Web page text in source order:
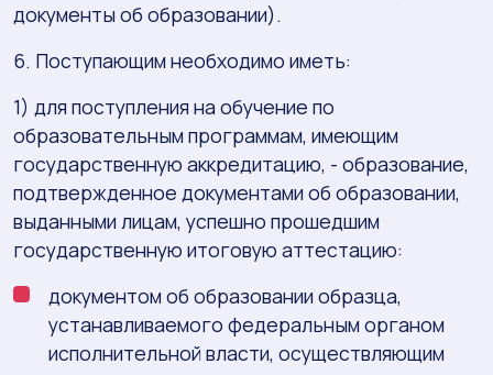
документы об образовании).
6. Поступающим необходимо иметь:
1) для поступления на обучение по
образовательным программам, имеющим
государственную аккредитацию, - образование,
подтвержденное документами об образовании,
выданными лицам, успешно прошедшим
государственную итоговую аттестацию:
документом об образовании образца,
устанавливаемого федеральным органом
исполнительной власти, осуществляющим